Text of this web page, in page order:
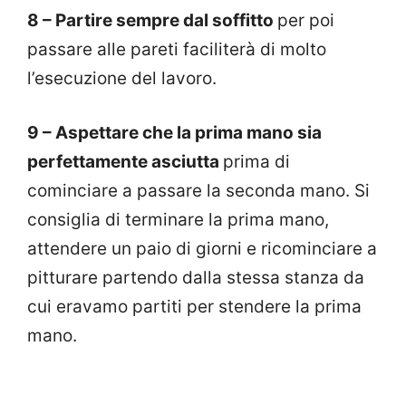
8 – Partire sempre dal soffitto per poi
passare alle pareti faciliterà di molto
l’esecuzione del lavoro.
9 – Aspettare che la prima mano sia
perfettamente asciutta prima di
cominciare a passare la seconda mano. Si
consiglia di terminare la prima mano,
attendere un paio di giorni e ricominciare a
pitturare partendo dalla stessa stanza da
cui eravamo partiti per stendere la prima
mano.